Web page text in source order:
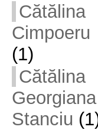
Cătălina
Cimpoeru
(1)
Cătălina
Georgiana
Stanciu